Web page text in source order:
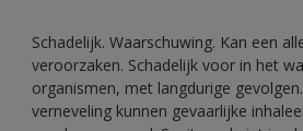
Schadelijk. Waarschuwing. Kan een
veroorzaken. Schadelijk voor in het
organismen, met langdurige
verneveling kunnen gevaarlijke